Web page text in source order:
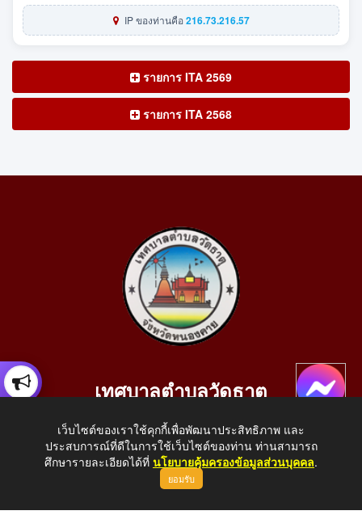
IP ของท่านคือ216.73.216.57
รายการ ITA 2569
รายการ ITA 2568
เทศบาลตำบลวัดธาตุ
อ.เมือง จ.หนองคาย 43000
โทรศัพท์: 042-414758 โทรสาร: 042-414759
E-Mail: saraban_05430110@dla.go.th
เว็บไซต์ของเราใช้คุกกี้เพื่อพัฒนาประสิทธิภาพ และ
ประสบการณ์ที่ดีในการใช้เว็บไซต์ของท่าน ท่านสามารถ
ศึกษารายละเอียดได้ที่ นโยบายคุ้มครองข้อมูลส่วนบุคคล.
ยอมรับ